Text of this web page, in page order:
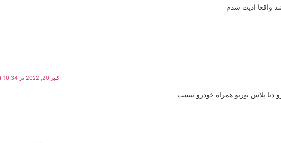
واقعا اذیت شدم
اکتبر 20, 2022 در 10:34 ق.ظ
دنا پلاس توربو همراه خودرو نیست